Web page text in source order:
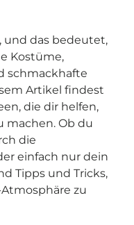
und das bedeutet,
Kostüme,
schmackhafte
Artikel findest
die dir helfen,
machen. Ob du
die
einfach nur dein
Tipps und Tricks,
zu